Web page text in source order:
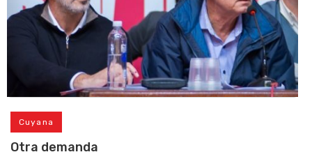
Cuyana
Otra demanda